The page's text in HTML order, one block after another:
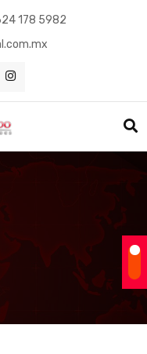
178 5982